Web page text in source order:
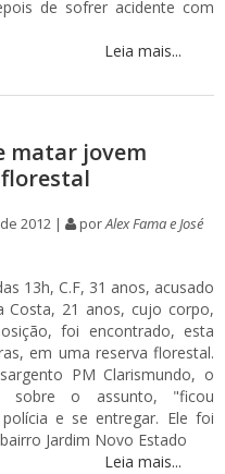
de sofrer acidente com
Leia mais...
matar jovem
2012 | porAlex Fama e José
13h, C.F, 31 anos, acusado
Costa, 21 anos, cujo corpo,
foi encontrado, esta
em uma reserva florestal.
PM Clarismundo, o
sobre o assunto, "ficou
e se entregar. Ele foi
Jardim Novo Estado
Leia mais...